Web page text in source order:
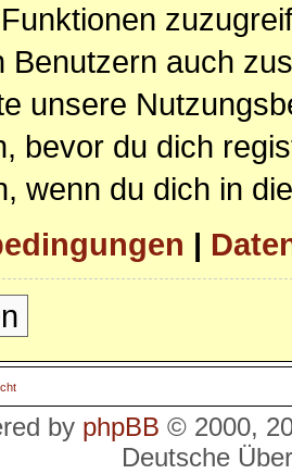
Benutzern auch
unsere
bevor du dich
wenn du dich in
|
by phpBB © 2000,
Deutsche